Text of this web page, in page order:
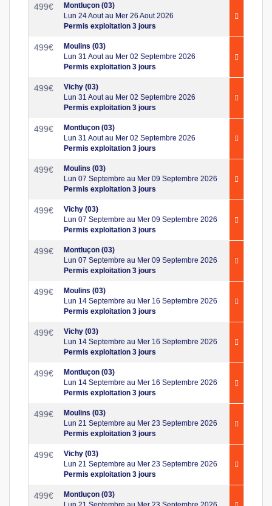
499€
Montluçon (03)
Lun 24 Aout au Mer 26 Aout 2026
Permis exploitation 3 jours
499€
Moulins (03)
Lun 31 Aout au Mer 02 Septembre 2026
Permis exploitation 3 jours
499€
Vichy (03)
Lun 31 Aout au Mer 02 Septembre 2026
Permis exploitation 3 jours
499€
Montluçon (03)
Lun 31 Aout au Mer 02 Septembre 2026
Permis exploitation 3 jours
499€
Moulins (03)
Lun 07 Septembre au Mer 09 Septembre 2026
Permis exploitation 3 jours
499€
Vichy (03)
Lun 07 Septembre au Mer 09 Septembre 2026
Permis exploitation 3 jours
499€
Montluçon (03)
Lun 07 Septembre au Mer 09 Septembre 2026
Permis exploitation 3 jours
499€
Moulins (03)
Lun 14 Septembre au Mer 16 Septembre 2026
Permis exploitation 3 jours
499€
Vichy (03)
Lun 14 Septembre au Mer 16 Septembre 2026
Permis exploitation 3 jours
499€
Montluçon (03)
Lun 14 Septembre au Mer 16 Septembre 2026
Permis exploitation 3 jours
499€
Moulins (03)
Lun 21 Septembre au Mer 23 Septembre 2026
Permis exploitation 3 jours
499€
Vichy (03)
Lun 21 Septembre au Mer 23 Septembre 2026
Permis exploitation 3 jours
499€
Montluçon (03)